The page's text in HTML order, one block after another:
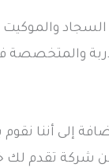
والموكيت
والمتخصصة في
أننا نقوم
عن شركة تقدم